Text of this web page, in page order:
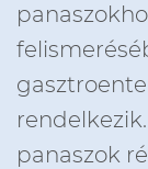
panaszok